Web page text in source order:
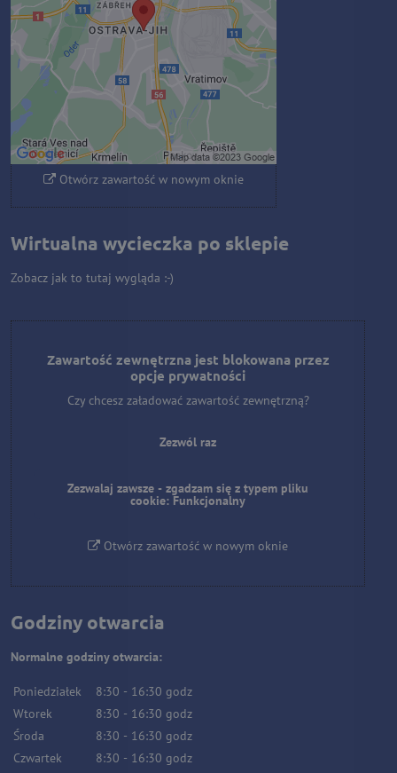
Czy chcesz załadować zawartość
zewnętrzną?
Zezwól raz
Zezwalaj zawsze - zgadzam się z
typem pliku cookie: Funkcjonalny
Otwórz zawartość w nowym oknie
Wirtualna wycieczka po sklepie
Zobacz jak to tutaj wygląda :-)
Zawartość zewnętrzna jest blokowana przez
opcje prywatności
Czy chcesz załadować zawartość zewnętrzną?
Zezwól raz
Zezwalaj zawsze - zgadzam się z typem pliku
cookie: Funkcjonalny
Otwórz zawartość w nowym oknie
Godziny otwarcia
Normalne godziny otwarcia:
Poniedziałek 8:30 - 16:30 godz
Wtorek
8:30 - 16:30 godz
Środa
8:30 - 16:30 godz
Czwartek
8:30 - 16:30 godz